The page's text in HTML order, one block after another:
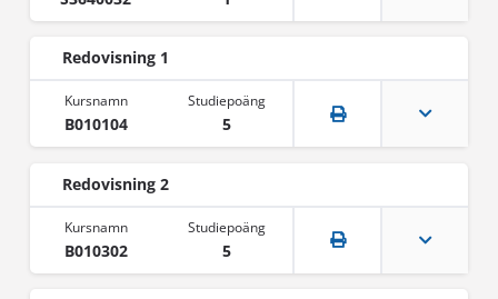
Redovisning 1
B010104 5
Redovisning 2
B010302 5